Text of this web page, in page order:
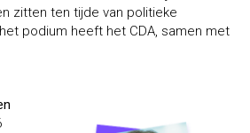
zitten ten tijde van politieke
podium heeft het CDA, samen met